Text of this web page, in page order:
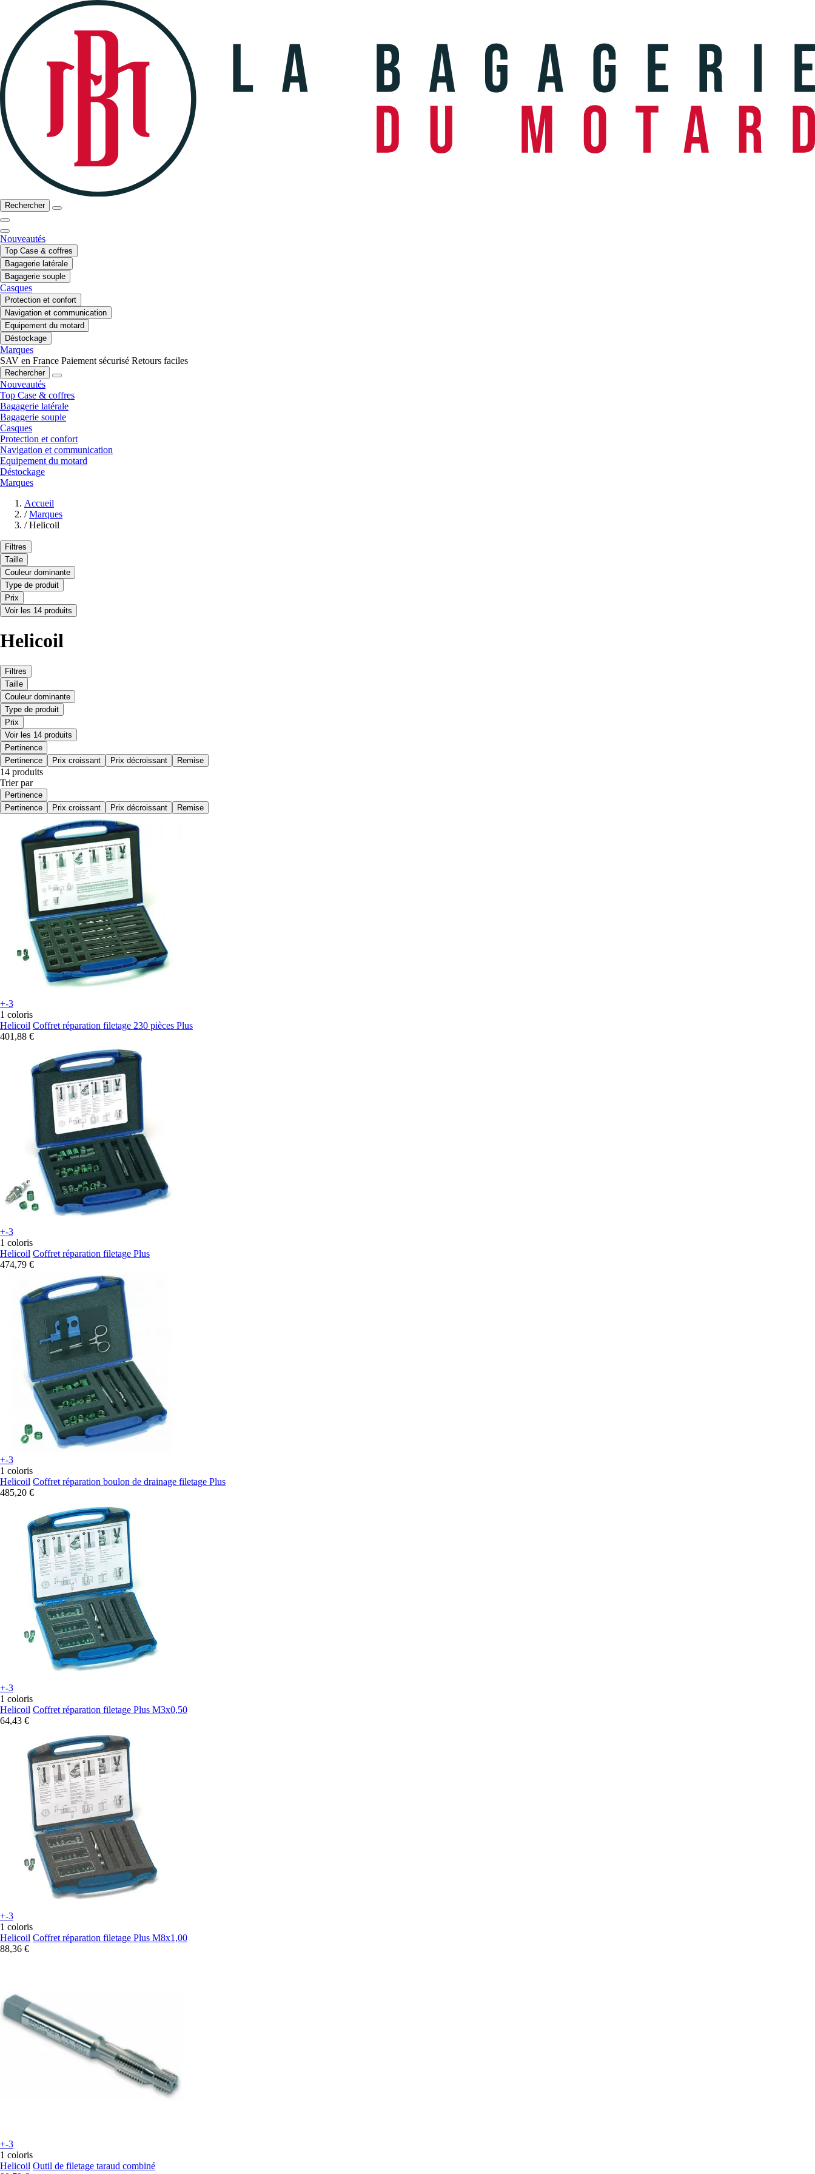
Rechercher
Nouveautés
Top Case & coffres
Bagagerie latérale
Bagagerie souple
Casques
Protection et confort
Navigation et communication
Equipement du motard
Déstockage
Marques
SAV en France Paiement sécurisé Retours faciles
Rechercher
Nouveautés
Top Case & coffres
Bagagerie latérale
Bagagerie souple
Casques
Protection et confort
Navigation et communication
Equipement du motard
Déstockage
Marques
Accueil
/ Marques
/ Helicoil
Filtres
Taille
Couleur dominante
Type de produit
Prix
Voir les 14 produits
Helicoil
Filtres
Taille
Couleur dominante
Type de produit
Prix
Voir les 14 produits
Pertinence
Pertinence
Prix croissant Prix décroissant Remise
14 produits
Trier par
Pertinence
Pertinence
Prix croissant Prix décroissant Remise
+-3
1 coloris
Helicoil Coffret réparation filetage 230 pièces Plus
401,88 €
+-3
1 coloris
Helicoil Coffret réparation filetage Plus
474,79 €
+-3
1 coloris
Helicoil Coffret réparation boulon de drainage filetage Plus
485,20 €
+-3
1 coloris
Helicoil Coffret réparation filetage Plus M3x0,50
64,43 €
+-3
1 coloris
Helicoil Coffret réparation filetage Plus M8x1,00
88,36 €
+-3
1 coloris
Helicoil Outil de filetage taraud combiné